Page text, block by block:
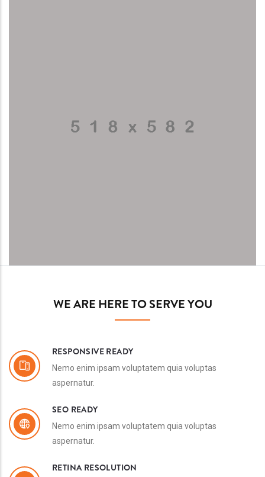
WE ARE HERE TO SERVE YOU
RESPONSIVE READY
Nemo enim ipsam voluptatem quia voluptas
aspernatur.
SEO READY
Nemo enim ipsam voluptatem quia voluptas
aspernatur.
RETINA RESOLUTION